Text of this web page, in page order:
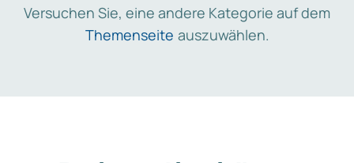
Versuchen Sie, eine andere Kategorie auf dem
Themenseite auszuwählen.